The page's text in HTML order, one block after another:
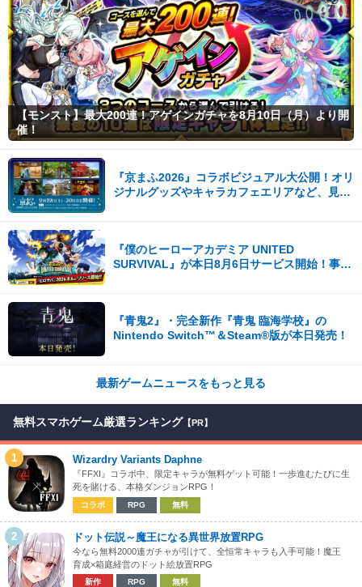
【モンスト】最大200連！アゲインガチャを8月10日（月）より開
催！
『京まふ2026』コラボビジュアル大公開！オリ
ジナルグッズやキャラカフェエリアなど、見ど
『僕のヒーローアカデミア UNITED
SURVIVAL』が本日8月6日サービス開始！事前
『青鬼2』・完全新作『青鬼 臨海学校』の
Nintendo Switch™＆Steam®版が本日発売！
最新ゲームニュースをもっと見る
無料スマホゲーム厳選ランキング 【PR】
1 Wizardry Variants Daphne
『FFXI』コラボ中、限定キャラが無料ゲット可能！一歩進むたびに生
死を賭ける、本格ダンジョンRPG！
コラボ RPG 無料
2 ドット伝説～魔王になる異世界放置RPG
今なら無料2000連ガチャが引けて、全恒常キャラも入手可能！魔王
育成×箱庭経営のドット絵放置RPG
新作 RPG 無料